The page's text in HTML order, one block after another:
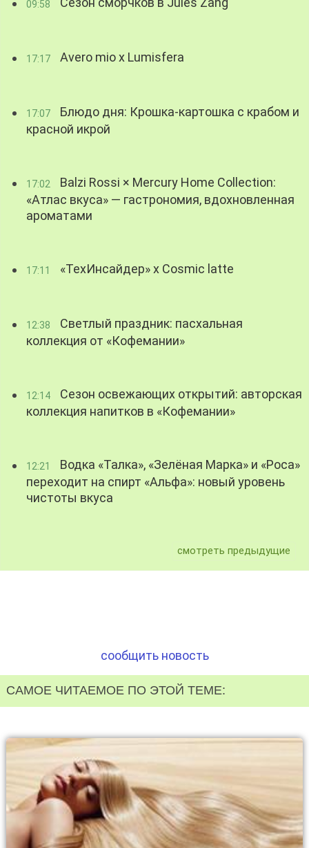
09:58 Сезон сморчков в Jules Zang
17:17 Avero mio x Lumisfera
17:07
Блюдо дня: Крошка-картошка с крабом и
красной икрой
17:02
Balzi Rossi × Mercury Home Collection:
«Атлас вкуса» — гастрономия, вдохновленная
ароматами
17:11 «ТехИнсайдер» х Cosmic latte
12:38
Светлый праздник: пасхальная
коллекция от «Кофемании»
12:14
Сезон освежающих открытий: авторская
коллекция напитков в «Кофемании»
12:21
Водка «Талка», «Зелёная Марка» и «Роса»
переходит на спирт «Альфа»: новый уровень
чистоты вкуса
смотреть предыдущие
сообщить новость
САМОЕ ЧИТАЕМОЕ ПО ЭТОЙ ТЕМЕ: